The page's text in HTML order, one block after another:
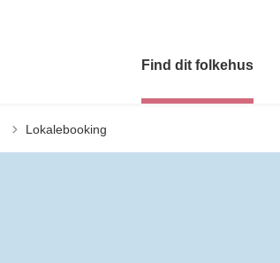
Find dit folkehus
Lokalebooking